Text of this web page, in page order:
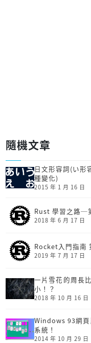
隨機文章
日文形容詞(い形
種變化)
2015 年 1 月 16 日
Rust 學習之路─
2018 年 6 月 17 日
Rocket入門指南
2019 年 7 月 17 日
一片雪花的周長
小！？
2018 年 10 月 16 日
Windows 93網
系統！
2014 年 10 月 29 日